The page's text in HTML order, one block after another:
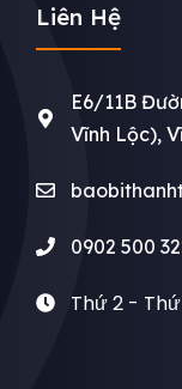
Liên Hệ
E6/11B
Vĩnh Lộc),
0902 500
Thứ 2 -